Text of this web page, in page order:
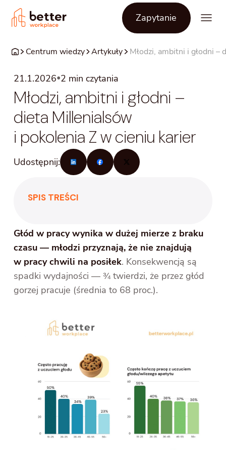
Zapytanie
Centrum wiedzy Artykuły Młodzi, ambitni i głodni
21.1.2026•2 min czytania
Młodzi, ambitni i głodni –
dieta Millenialsów
i pokolenia Z w cieniu karier
Udostępnij:
SPIS TREŚCI
Głód w pracy wynika w dużej mierze z braku
czasu — młodzi przyznają, że nie znajdują
w pracy chwili na posiłek. Konsekwencją są
spadki wydajności — ¾ twierdzi, że przez głód
gorzej pracuje (średnia to 68 proc.).